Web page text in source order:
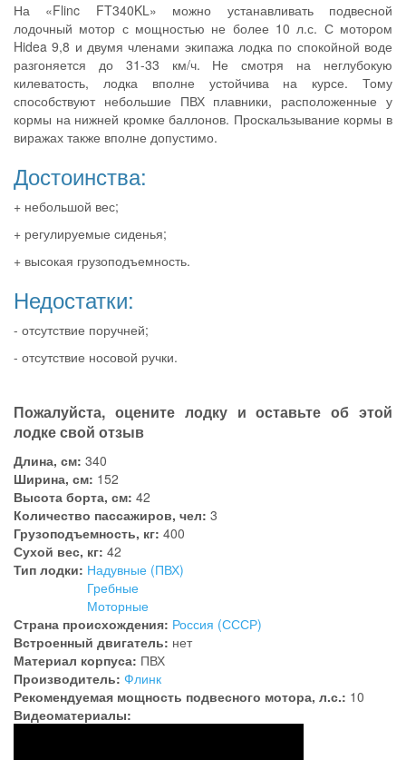
На «Flinc FT340KL» можно устанавливать подвесной
лодочный мотор с мощностью не более 10 л.с. С мотором
Hidea 9,8 и двумя членами экипажа лодка по спокойной воде
разгоняется до 31-33 км/ч. Не смотря на неглубокую
килеватость, лодка вполне устойчива на курсе. Тому
способствуют небольшие ПВХ плавники, расположенные у
кормы на нижней кромке баллонов. Проскальзывание кормы в
виражах также вполне допустимо.
Достоинства:
+ небольшой вес;
+ регулируемые сиденья;
+ высокая грузоподъемность.
Недостатки:
- отсутствие поручней;
- отсутствие носовой ручки.
Пожалуйста, оцените лодку и оставьте об этой
лодке свой отзыв
Длина, см: 340
Ширина, см: 152
Высота борта, см: 42
Количество пассажиров, чел: 3
Грузоподъемность, кг: 400
Сухой вес, кг: 42
Тип лодки: Надувные (ПВХ)
Гребные
Моторные
Страна происхождения: Россия (СССР)
Встроенный двигатель: нет
Материал корпуса: ПВХ
Производитель: Флинк
Рекомендуемая мощность подвесного мотора, л.с.: 10
Видеоматериалы: